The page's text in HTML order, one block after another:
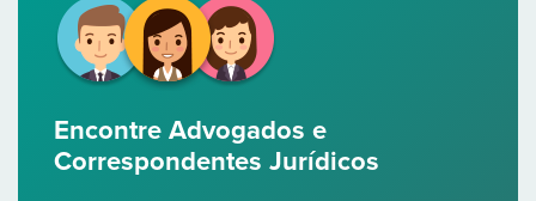
Encontre Advogados e
Correspondentes Jurídicos